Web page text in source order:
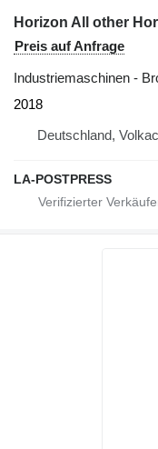
Horizon All other
Preis auf Anfrage
Industriemaschinen -
2018
Deutschland,
LA-POSTPRESS